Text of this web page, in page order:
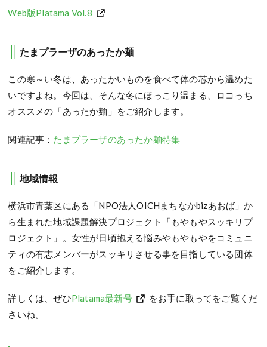
Web版Platama Vol.8
たまプラーザのあったか麺
この寒～い冬は、あったかいものを食べて体の芯から温めた
いですよね。今回は、そんな冬にほっこり温まる、ロコっち
オススメの「あったか麺」をご紹介します。
関連記事： たまプラーザのあったか麺特集
地域情報
横浜市青葉区にある「NPO法人OICHまちなかbizあおば」か
ら生まれた地域課題解決プロジェクト「もやもやスッキリプ
ロジェクト」。女性が日頃抱える悩みやもやもやをコミュニ
ティの有志メンバーがスッキリさせる事を目指している団体
をご紹介します。
詳しくは、ぜひPlatama最新号
をお手に取ってをご覧くだ
さいね。